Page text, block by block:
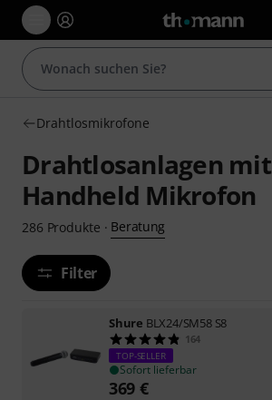
Drahtlosmikrofone
Drahtlosanlagen mit
Handheld Mikrofon
286 Produkte · Beratung
Filter
Shure BLX24/SM58 S8
164
TOP-SELLER
Sofort lieferbar
369 €